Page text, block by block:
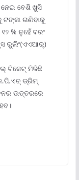
ନେଇ ବେଶି ଖୁସି
ଟଙ୍କା ଗଣିବାକୁ
% ନୁହେଁ ବରଂ
ରୁଲିଂ(ଏଏଆର୍)
ଟିକେଟ୍ ମିଳିଛି
ଡ୍ରିମ୍
ଉତ୍ତରରେ